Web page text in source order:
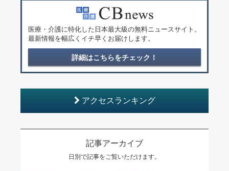
医療・介護に特化した日本最大級の無料ニュースサイト。
最新情報を幅広くイチ早くお届けします。
詳細はこちらをチェック！
アクセスランキング
記事アーカイブ
日別で記事をご覧いただけます。